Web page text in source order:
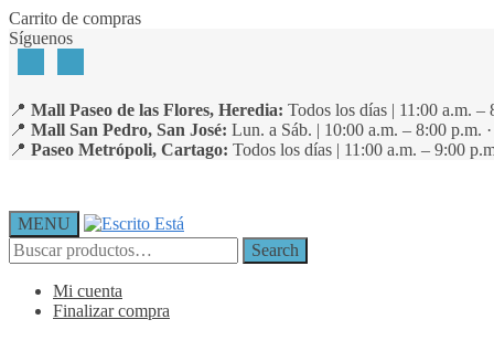
Skip
to
Skip
to
Carrito de compras
Síguenos
📍 Mall Paseo de las Flores, Heredia: Todos los días | 11:00 a.m. –
📍 Mall San Pedro, San José: Lun. a Sáb. | 10:00 a.m. – 8:00 p.m.
📍 Paseo Metrópoli, Cartago: Todos los días | 11:00 a.m. – 9:00
MENU
Search
for:
Search
Mi cuenta
Finalizar compra